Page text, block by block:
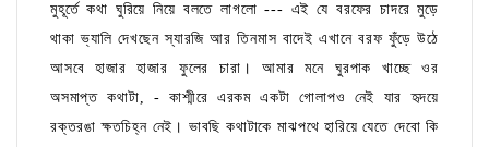
মুহূর্তে কথা ঘুরিয়ে নিয়ে বলতে লাগলো --- এই যে বরফের চাদরে মুড়ে
থাকা ভ্যালি দেখছেন স্যারজি আর তিনমাস বাদেই এখানে বরফ ফুঁড়ে উঠে
আসবে হাজার হাজার ফুলের চারা। আমার মনে ঘুরপাক খাচ্ছে ওর
অসমাপ্ত কথাটা, - কাশ্মীরে এরকম একটা গোলাপও নেই যার হৃদয়ে
রক্তরঙা ক্ষতচিহ্ন নেই। ভাবছি কথাটাকে মাঝপথে হারিয়ে যেতে দেবো কি